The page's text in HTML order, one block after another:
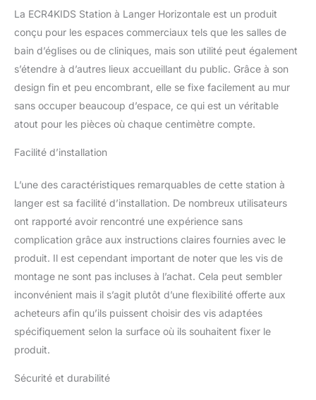
commerciaux Optimisé
pour la sécurité : design
fin avec une zone à
langer lisse et concave
avec une sangle de
sécurité réglable et une
boucle pour garder les
enfants en sécurité
pendant le changement
professionnelle : le
matériel n'est pas inclus
en raison d'une variété
d'options d'installation,
un professionnel qualifié
doit évaluer l'espace et
fournir le matériel
approprié pour garantir la
danger : certifié
Greenguard [Gold] pour
La ECR4KIDS Station à Langer Horizontale est un produit
conçu pour les espaces commerciaux tels que les salles de
bain d’églises ou de cliniques, mais son utilité peut également
s’étendre à d’autres lieux accueillant du public. Grâce à son
design fin et peu encombrant, elle se fixe facilement au mur
sans occuper beaucoup d’espace, ce qui est un véritable
atout pour les pièces où chaque centimètre compte.
Facilité d’installation
L’une des caractéristiques remarquables de cette station à
langer est sa facilité d’installation. De nombreux utilisateurs
ont rapporté avoir rencontré une expérience sans
complication grâce aux instructions claires fournies avec le
produit. Il est cependant important de noter que les vis de
montage ne sont pas incluses à l’achat. Cela peut sembler
inconvénient mais il s’agit plutôt d’une flexibilité offerte aux
acheteurs afin qu’ils puissent choisir des vis adaptées
spécifiquement selon la surface où ils souhaitent fixer le
produit.
Sécurité et durabilité